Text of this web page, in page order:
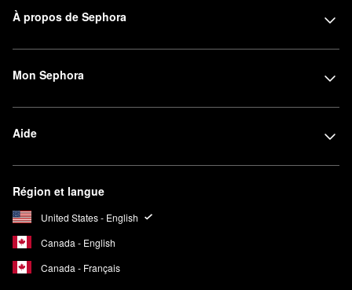
À propos de Sephora
Mon Sephora
Aide
Région et langue
United States - English
Canada - English
Canada - Français